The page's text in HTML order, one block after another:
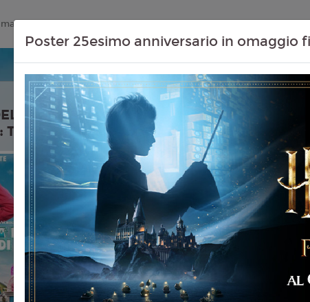
Listino Prezzi Contenuti Extra Proiezioni
BAMBOLE DI GABBY (GABBY'S
THE MOVIE)
Durata: 97 min
Genere:Animazione, Avventura,
Commedia, Famiglia
Lingua:Italiano
Età
T
Poster 25esimo anniversario in omaggio